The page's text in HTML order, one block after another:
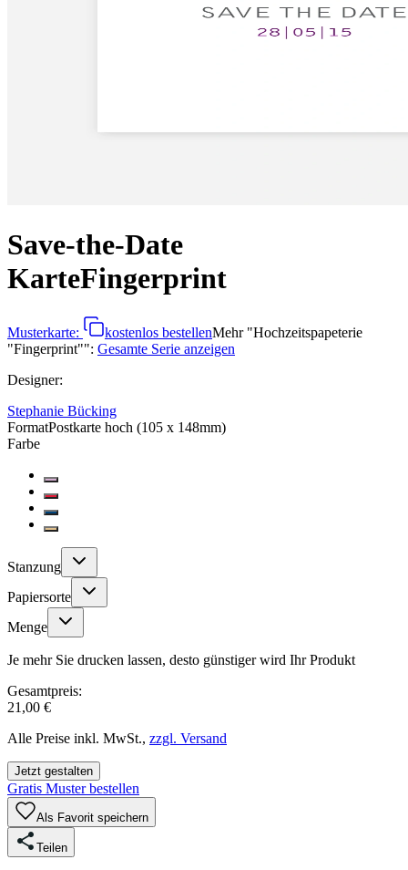
Save-the-Date
KarteFingerprint
Musterkarte: kostenlos bestellenMehr"Hochzeitspapeterie
"Fingerprint"": Gesamte Serie anzeigen
Designer:
Stephanie Bücking
FormatPostkarte hoch (105 x 148mm)
Farbe
Stanzung
Papiersorte
Menge
Je mehr Sie drucken lassen, desto günstiger wird Ihr Produkt
Gesamtpreis:
21,00 €
Alle Preise inkl. MwSt., zzgl. Versand
Jetzt gestalten
Gratis Muster bestellen
Als Favorit speichern
Teilen